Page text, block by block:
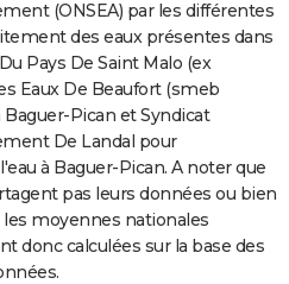
(ONSEA) par les différentes
des eaux présentes dans
Pays De Saint Malo (ex
Eaux De Beaufort (smeb
Baguer-Pican et Syndicat
De Landal pour
à Baguer-Pican. A noter que
pas leurs données ou bien
moyennes nationales
donc calculées sur la base des